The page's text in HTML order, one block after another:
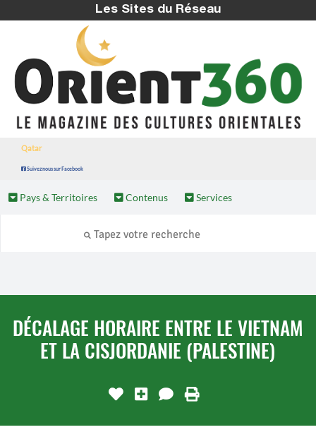
Les Sites du Réseau
Qatar
Suivez nous sur Facebook
Pays & Territoires Contenus Services
DÉCALAGE HORAIRE ENTRE LE VIETNAM
ET LA CISJORDANIE (PALESTINE)